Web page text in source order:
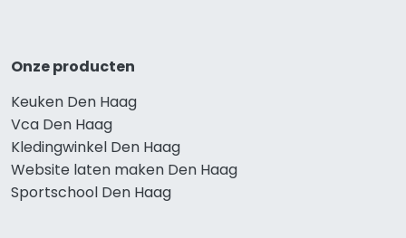
Onze producten
Keuken Den Haag
Vca Den Haag
Kledingwinkel Den Haag
Website laten maken Den Haag
Sportschool Den Haag